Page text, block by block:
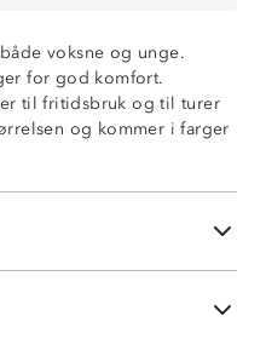
voksne og unge.
for god komfort.
til fritidsbruk og til turer
og kommer i farger